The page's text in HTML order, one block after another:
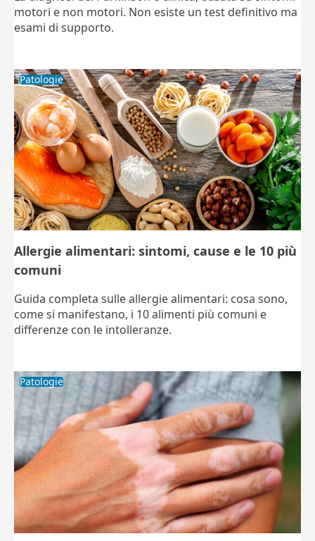
motori e non motori. Non esiste un test definitivo ma
esami di supporto.
Allergie alimentari: sintomi, cause e le 10 più
comuni
Guida completa sulle allergie alimentari: cosa sono,
come si manifestano, i 10 alimenti più comuni e
differenze con le intolleranze.
Patologie
Patologie